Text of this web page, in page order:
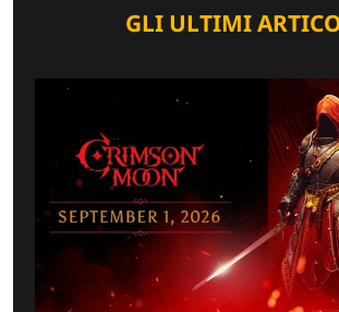
GLI ULTIMI